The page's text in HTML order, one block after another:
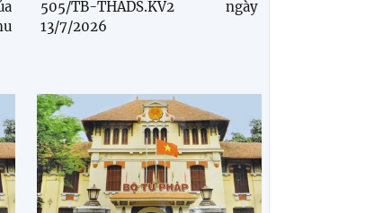
505/TB-THADS.KV2 ngày
13/7/2026